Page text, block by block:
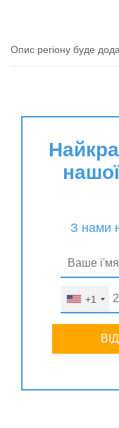
Опис регіону буде
З нами
+1